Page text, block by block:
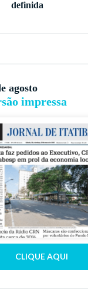
definida
agosto
impressa
CLIQUE AQUI